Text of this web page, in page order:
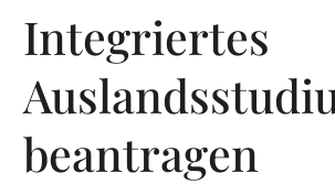
Integriertes
beantragen